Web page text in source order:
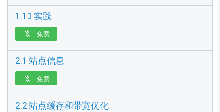
1.10 实践
 免费
2.1 站点信息
 免费
2.2 站点缓存和带宽优化